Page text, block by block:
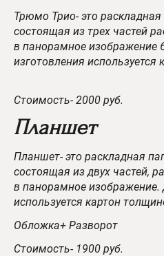
Трюмо Трио- это
состоящая из трех частей
в панорамное изображение
изготовления
Стоимость- 2000 руб.
Планшет
Планшет- это раскладная
состоящая из двух частей,
в панорамное изображение.
используется картон
Обложка+ Разворот
Стоимость- 1900 руб.